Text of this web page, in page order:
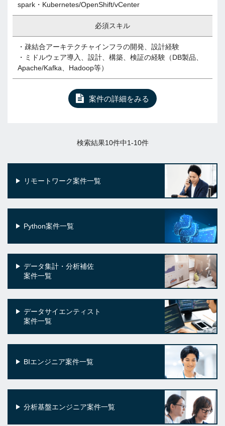
spark・Kubernetes/OpenShift/vCenter
必須スキル
・疎結合アーキテクチャインフラの開発、設計経験
・ミドルウェア導入、設計、構築、検証の経験（DB製品、
Apache/Kafka、Hadoop等）
案件の詳細をみる
検索結果10件中1-10件
リモートワーク案件一覧
Python案件一覧
データ集計・分析補佐
案件一覧
データサイエンティスト
案件一覧
BIエンジニア案件一覧
分析基盤エンジニア案件一覧